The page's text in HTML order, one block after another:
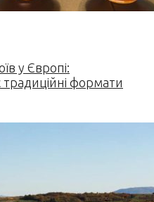
у Європі:
традиційні формати